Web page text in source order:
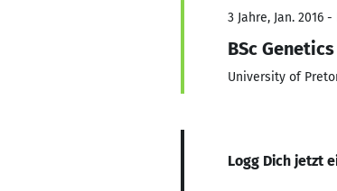
3 Jahre, Jan. 2016 -
BSc Genetics
University of
Logg Dich jetzt